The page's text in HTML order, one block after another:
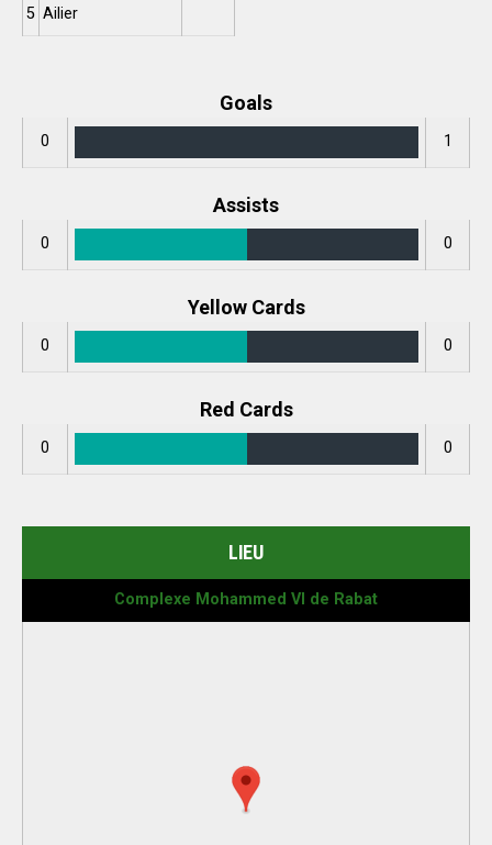
5 Ailier
Goals
0 1
Assists
0 0
Yellow Cards
0 0
Red Cards
0 0
LIEU
Complexe Mohammed VI de Rabat